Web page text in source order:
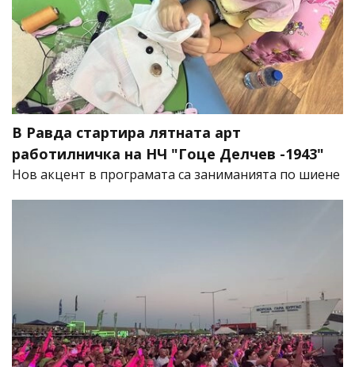
В Равда стартира лятната арт
работилничка на НЧ "Гоце Делчев -1943"
Нов акцент в програмата са заниманията по шиене